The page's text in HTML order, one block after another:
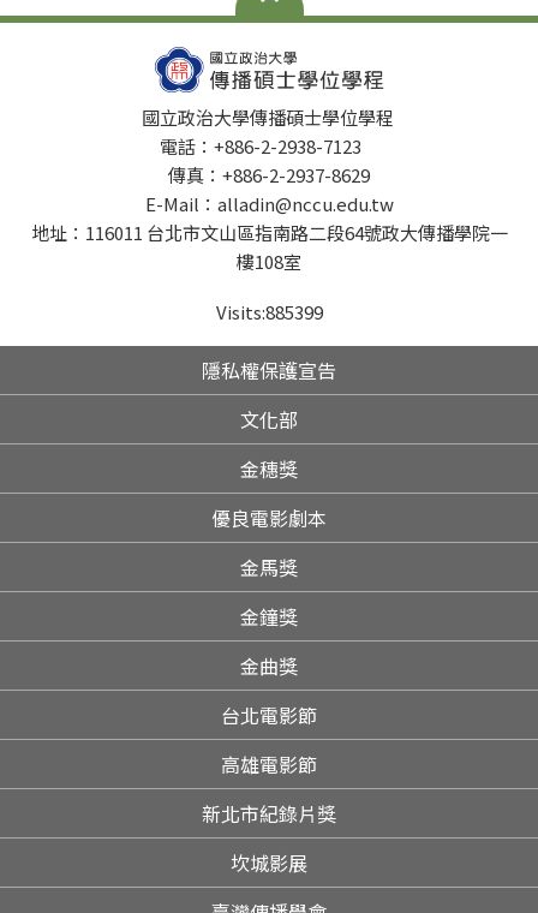
溝通機會 3/27(四) 1010-1300 當AI讓設計變得「太簡
銷學－數據公司怎麼玩行銷 / 2025 品牌趨勢觀點- 從CMO
的角度看AI 報名網址 https://reurl.cc/GnZWNW
國立政治大學傳播碩士學位學程
電話：+886-2-2938-7123
傳真：+886-2-2937-8629
E-Mail：alladin@nccu.edu.tw
地址：116011 台北市文山區指南路二段64號政大傳播學院一
樓108室
Visits:885399
隱私權保護宣告
文化部
金穗獎
優良電影劇本
金馬獎
金鐘獎
金曲獎
台北電影節
高雄電影節
新北市紀錄片獎
坎城影展